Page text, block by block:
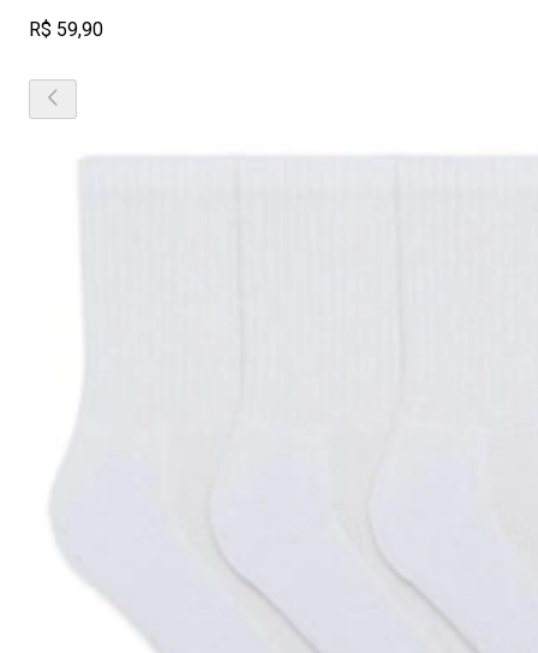
R$ 59,90